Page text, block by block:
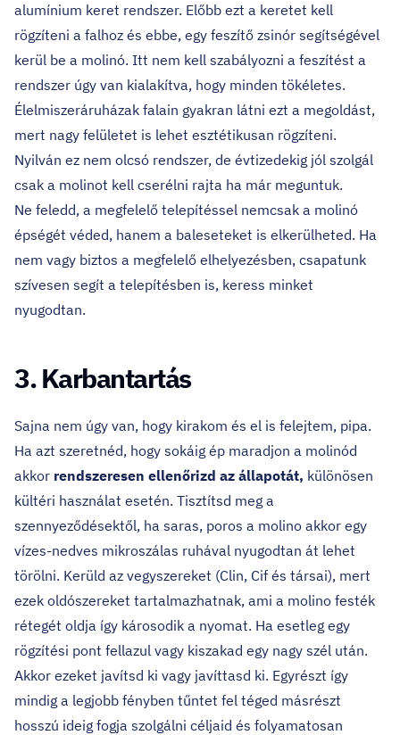
alumínium keret rendszer. Előbb ezt a keretet kell
rögzíteni a falhoz és ebbe, egy feszítő zsinór segítségével
kerül be a molinó. Itt nem kell szabályozni a feszítést a
rendszer úgy van kialakítva, hogy minden tökéletes.
Élelmiszeráruházak falain gyakran látni ezt a megoldást,
mert nagy felületet is lehet esztétikusan rögzíteni.
Nyilván ez nem olcsó rendszer, de évtizedekig jól szolgál
csak a molinot kell cserélni rajta ha már meguntuk.
Ne feledd, a megfelelő telepítéssel nemcsak a molinó
épségét véded, hanem a baleseteket is elkerülheted. Ha
nem vagy biztos a megfelelő elhelyezésben, csapatunk
szívesen segít a telepítésben is, keress minket
nyugodtan.
3. Karbantartás
Sajna nem úgy van, hogy kirakom és el is felejtem, pipa.
Ha azt szeretnéd, hogy sokáig ép maradjon a molinód
akkor rendszeresen ellenőrizd az állapotát, különösen
kültéri használat esetén. Tisztítsd meg a
szennyeződésektől, ha saras, poros a molino akkor egy
vízes-nedves mikroszálas ruhával nyugodtan át lehet
törölni. Kerüld az vegyszereket (Clin, Cif és társai), mert
ezek oldószereket tartalmazhatnak, ami a molino festék
rétegét oldja így károsodik a nyomat. Ha esetleg egy
rögzítési pont fellazul vagy kiszakad egy nagy szél után.
Akkor ezeket javítsd ki vagy javíttasd ki. Egyrészt így
mindig a legjobb fényben tűntet fel téged másrészt
hosszú ideig fogja szolgálni céljaid és folyamatosan